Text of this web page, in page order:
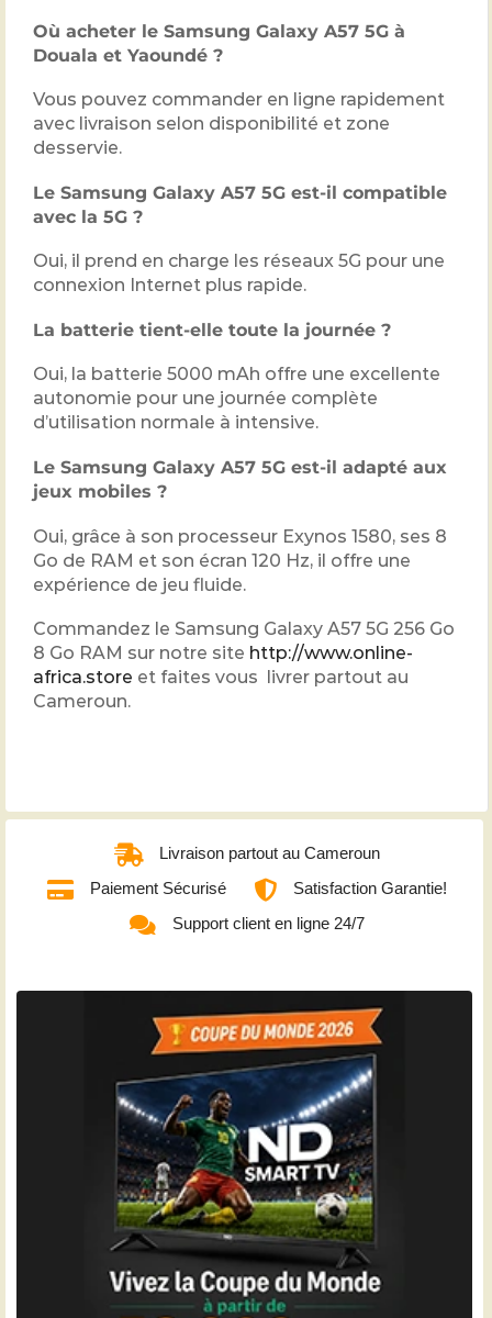
Où acheter le Samsung Galaxy A57 5G à
Douala et Yaoundé ?
Vous pouvez commander en ligne rapidement
avec livraison selon disponibilité et zone
desservie.
Le Samsung Galaxy A57 5G est-il compatible
avec la 5G ?
Oui, il prend en charge les réseaux 5G pour une
connexion Internet plus rapide.
La batterie tient-elle toute la journée ?
Oui, la batterie 5000 mAh offre une excellente
autonomie pour une journée complète
d’utilisation normale à intensive.
Le Samsung Galaxy A57 5G est-il adapté aux
jeux mobiles ?
Oui, grâce à son processeur Exynos 1580, ses 8
Go de RAM et son écran 120 Hz, il offre une
expérience de jeu fluide.
Commandez le Samsung Galaxy A57 5G 256 Go
8 Go RAM sur notre site http://www.online-
africa.store et faites vous livrer partout au
Cameroun.
Livraison partout au Cameroun
Paiement Sécurisé
Satisfaction Garantie!
Support client en ligne 24/7